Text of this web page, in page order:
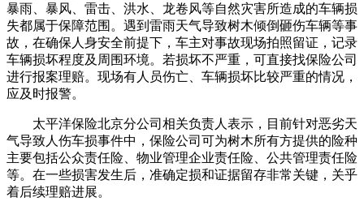
暴雨、暴风、雷击、洪水、龙卷风等自然灾害所造成的车辆损
失都属于保障范围。遇到雷雨天气导致树木倾倒砸伤车辆等事
故，在确保人身安全前提下，车主对事故现场拍照留证，记录
车辆损坏程度及周围环境。若损坏不严重，可直接找保险公司
进行报案理赔。现场有人员伤亡、车辆损坏比较严重的情况，
应及时报警。
太平洋保险北京分公司相关负责人表示，目前针对恶劣天
气导致人伤车损事件中，保险公司可为树木所有方提供的险种
主要包括公众责任险、物业管理企业责任险、公共管理责任险
等。在一些损害发生后，准确定损和证据留存非常关键，关乎
着后续理赔进展。